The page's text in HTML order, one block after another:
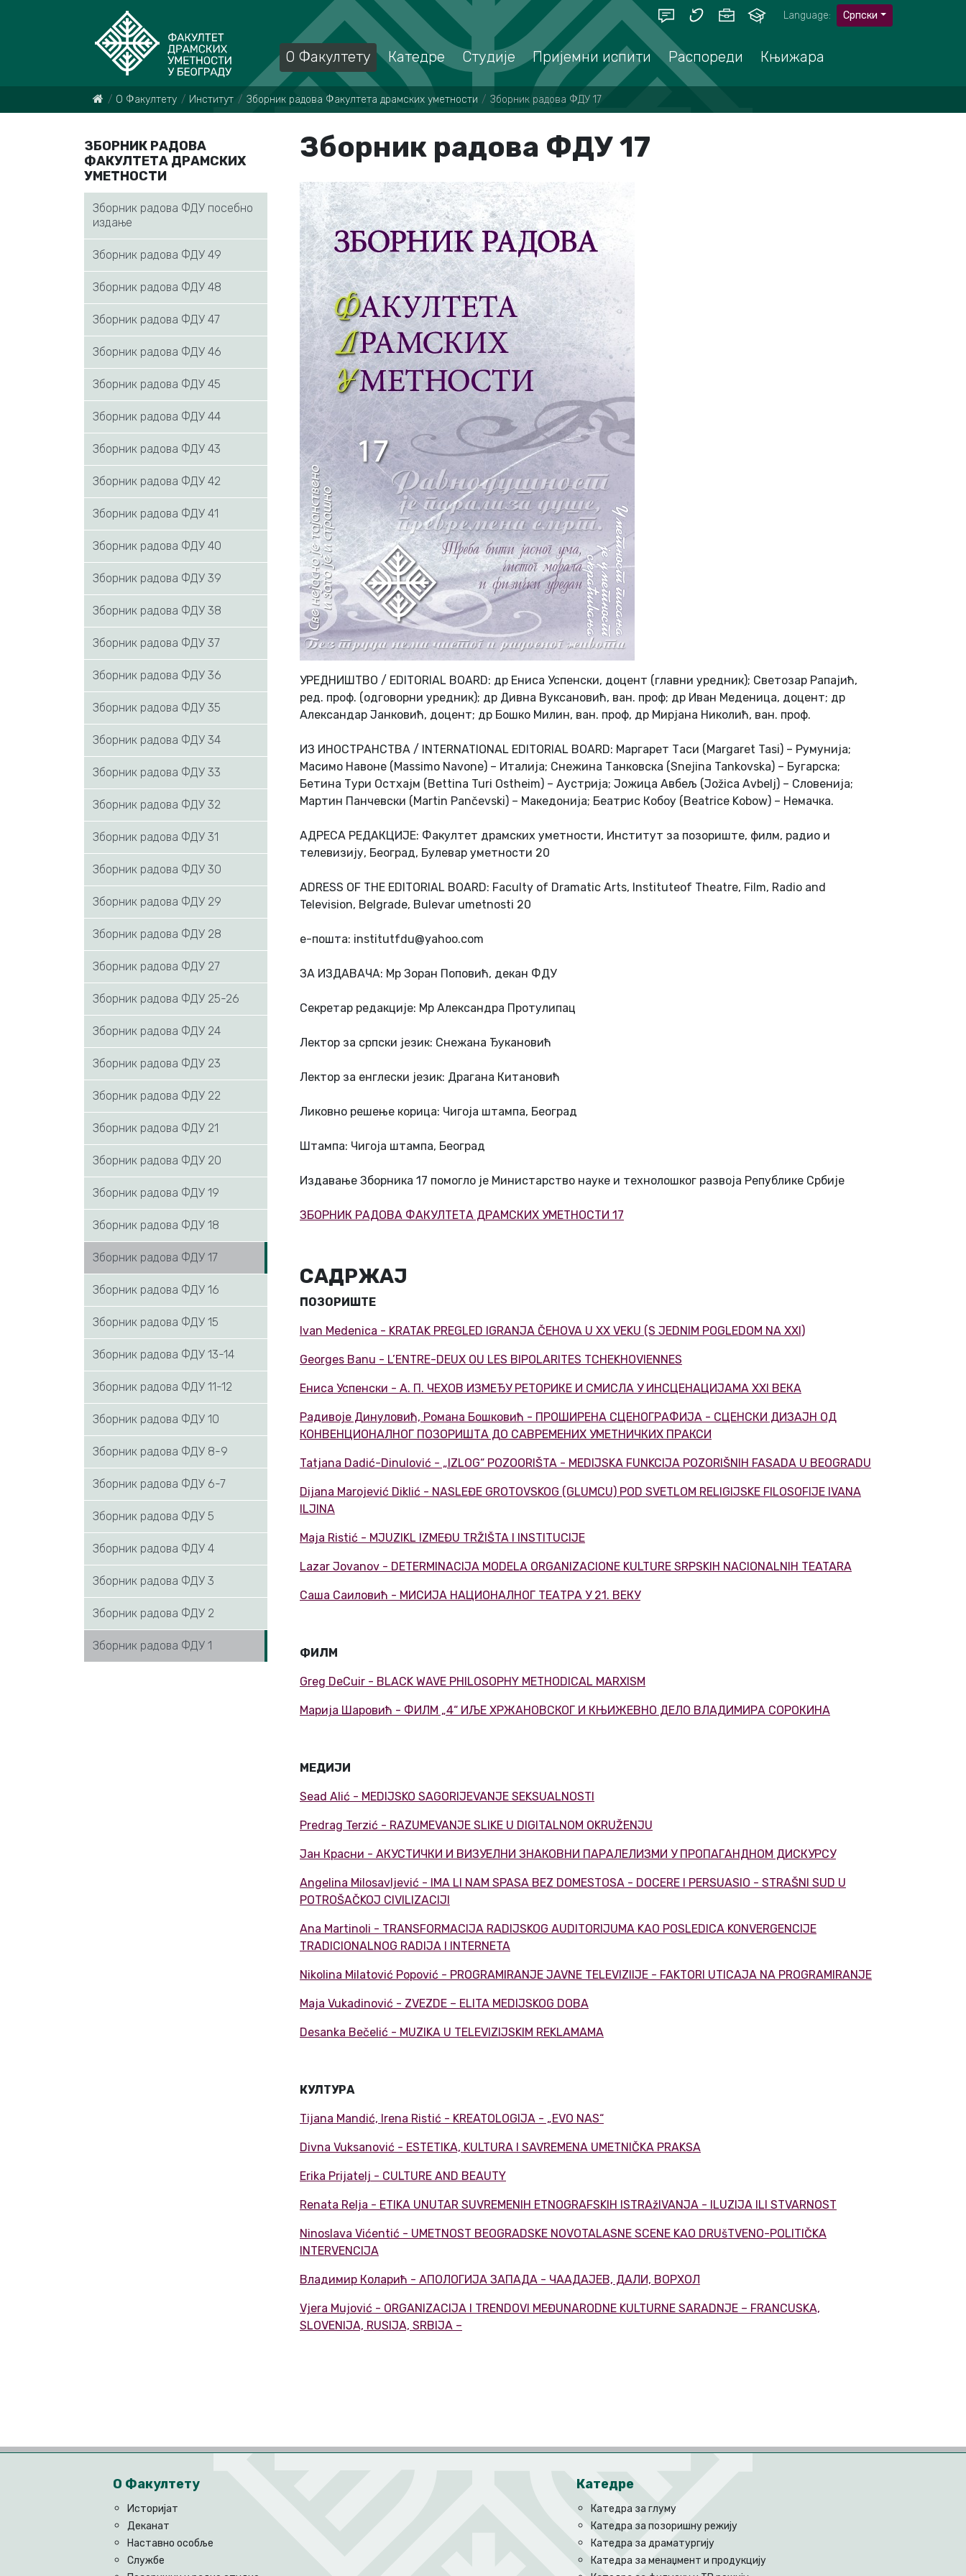
Language: Српски
О Факултету Катедре Студије Пријемни испити Распореди Књижара
О Факултету Институт Збoрник рaдoвa Фaкултeтa дрaмских умeтнoсти Зборник радова ФДУ 17
ЗБOРНИК РAДOВA
ФAКУЛТEТA ДРAМСКИХ
УМEТНOСТИ
Зборник радова ФДУ посебно
издање
Зборник радова ФДУ 49
Зборник радова ФДУ 48
Зборник радова ФДУ 47
Зборник радова ФДУ 46
Зборник радова ФДУ 45
Зборник радова ФДУ 44
Зборник радова ФДУ 43
Зборник радова ФДУ 42
Зборник радова ФДУ 41
Зборник радова ФДУ 40
Зборник радова ФДУ 39
Зборник радова ФДУ 38
Зборник радова ФДУ 37
Зборник радова ФДУ 36
Зборник радова ФДУ 35
Зборник радова ФДУ 34
Зборник радова ФДУ 33
Зборник радова ФДУ 32
Зборник радова ФДУ 31
Зборник радова ФДУ 30
Зборник радова ФДУ 29
Зборник радова ФДУ 28
Зборник радова ФДУ 27
Зборник радова ФДУ 25-26
Зборник радова ФДУ 24
Зборник радова ФДУ 23
Зборник радова ФДУ 22
Зборник радова ФДУ 21
Зборник радова ФДУ 20
Зборник радова ФДУ 19
Зборник радова ФДУ 18
Зборник радова ФДУ 17
Зборник радова ФДУ 16
Зборник радова ФДУ 15
Зборник радова ФДУ 13-14
Зборник радова ФДУ 11-12
Зборник радова ФДУ 10
Зборник радова ФДУ 8-9
Зборник радова ФДУ 6-7
Зборник радова ФДУ 5
Зборник радова ФДУ 4
Зборник радова ФДУ 3
Зборник радова ФДУ 2
Зборник радова ФДУ 1
Зборник радова ФДУ 17
УРЕДНИШТВО / EDITORIAL BOARD: др Ениса Успенски, доцент (главни уредник); Светозар Рапајић,
ред. проф. (одговорни уредник); др Дивна Вуксановић, ван. проф; др Иван Меденица, доцент; др
Александар Јанковић, доцент; др Бошко Милин, ван. проф, др Мирјана Николић, ван. проф.
ИЗ ИНОСТРАНСТВА / INTERNATIONAL EDITORIAL BOARD: Маргарет Таси (Margaret Tasi) – Румунија;
Масимо Навоне (Massimo Navone) – Италија; Снежина Танковска (Snejina Tankovska) – Бугарска;
Бетина Тури Остхајм (Bettina Turi Ostheim) – Аустрија; Јожица Авбељ (Jožica Avbelj) – Словенија;
Мартин Панчевски (Mаrtin Pančevski) – Македонија; Беатрис Кобоу (Beatrice Kobow) – Немачка.
АДРЕСА РЕДАКЦИЈЕ: Факултет драмских уметности, Институт за позориште, филм, радио и
телевизију, Београд, Булевар уметности 20
ADRESS OF THE EDITORIAL BOARD: Faculty of Dramatic Arts, Instituteof Theatre, Film, Radio and
Television, Belgrade, Bulevar umetnosti 20
e-пошта: institutfdu@yahoo.com
ЗА ИЗДАВАЧА: Мр Зоран Поповић, декан ФДУ
Секретар редакције: Мр Александра Протулипац
Лектор за српски језик: Снежана Ђукановић
Лектор за енглески језик: Драгана Китановић
Ликовно решење корица: Чигоја штампа, Београд
Штампа: Чигоја штампа, Београд
Издавање Зборника 17 помогло је Министарство науке и технолошког развоја Републике Србијe
ЗБОРНИК РАДОВА ФАКУЛТЕТА ДРАМСКИХ УМЕТНОСТИ 17
САДРЖАЈ
ПОЗОРИШТЕ
Ivan Medenica - KRATAK PREGLED IGRANJA ČEHOVA U XX VEKU (S JEDNIM POGLEDOM NA XXI)
Georges Banu - L’ENTRE-DEUX OU LES BIPOLARITES TCHEKHOVIENNES
Ениса Успенски - А. П. ЧЕХОВ ИЗМЕЂУ РЕТОРИКЕ И СМИСЛА У ИНСЦЕНАЦИЈАМА XXI ВЕКА
Радивоје Динуловић, Романа Бошковић - ПРОШИРЕНА СЦЕНОГРАФИЈА - СЦЕНСКИ ДИЗАЈН ОД
КОНВЕНЦИОНАЛНОГ ПОЗОРИШТА ДО САВРЕМЕНИХ УМЕТНИЧКИХ ПРАКСИ
Tatjana Dadić-Dinulović - „IZLOG“ POZOORIŠTA - MEDIJSKA FUNKCIJA POZORIŠNIH FASADA U BEOGRADU
Dijana Marojević Diklić - NASLEĐE GROTOVSKOG (GLUMCU) POD SVETLOM RELIGIJSKE FILOSOFIJE IVANA
ILJINA
Maja Ristić - MJUZIKL IZMEĐU TRŽIŠTA I INSTITUCIJE
Lazar Jovanov - DETERMINACIJA MODELA ORGANIZACIONE KULTURE SRPSKIH NACIONALNIH TEATARA
Саша Саиловић - MИСИЈА НАЦИОНАЛНОГ ТЕАТРА У 21. ВЕКУ
ФИЛМ
Greg DeCuir - BLACK WAVE PHILOSOPHY METHODICAL MARXISM
Марија Шаровић - ФИЛМ „4“ ИЉЕ ХРЖАНОВСКОГ И КЊИЖЕВНО ДЕЛО ВЛАДИМИРА СОРОКИНА
МЕДИЈИ
Sead Alić - MEDIJSKO SAGORIJEVANJE SEKSUALNOSTI
Predrag Terzić - RAZUMEVANJE SLIKE U DIGITALNOM OKRUŽENJU
Јан Красни - АКУСТИЧКИ И ВИЗУЕЛНИ ЗНАКОВНИ ПАРАЛЕЛИЗМИ У ПРОПАГАНДНОМ ДИСКУРСУ
Angelina Milosavljević - IMA LI NAM SPASA BEZ DOMESTOSA - DOCERE I PERSUASIO - STRAŠNI SUD U
POTROŠAČKOJ CIVILIZACIJI
Ana Martinoli - TRANSFORMACIJA RADIJSKOG AUDITORIJUMA KAO POSLEDICA KONVERGENCIJE
TRADICIONALNOG RADIJA I INTERNETA
Nikolina Milatović Popović - PROGRAMIRANJE JAVNE TELEVIZIIJE - FAKTORI UTICAJA NA PROGRAMIRANJE
Maja Vukadinović - ZVEZDE – ELITA MEDIJSKOG DOBA
Desanka Bečelić - MUZIKA U TELEVIZIJSKIM REKLAMAMA
КУЛТУРА
Tijana Mandić, Irena Ristić - KREATOLOGIJA - „EVO NAS“
Divna Vuksanović - ESTETIKA, KULTURA I SAVREMENA UMETNIČKA PRAKSA
Erika Prijatelj - CULTURE AND BEAUTY
Renata Relja - ETIKA UNUTAR SUVREMENIH ETNOGRAFSKIH ISTRAžIVANJA - ILUZIJA ILI STVARNOST
Ninoslava Vićentić - UMETNOST BEOGRADSKE NOVOTALASNE SCENE KAO DRUšTVENO-POLITIČKA
INTERVENCIJA
Владимир Коларић - АПОЛОГИЈА ЗАПАДА - ЧААДАЈЕВ, ДАЛИ, ВОРХОЛ
Vjera Mujović - ORGANIZACIJA I TRENDOVI MEĐUNARODNE KULTURNE SARADNJE – FRANCUSKA,
SLOVENIJA, RUSIJA, SRBIJA –
О Факултету
Историјат
Деканат
Наставно особље
Службе
Катедре
Катедра за глуму
Катедра за позоришну режију
Катедра за драматургију
Катедра за менаџмент и продукцију